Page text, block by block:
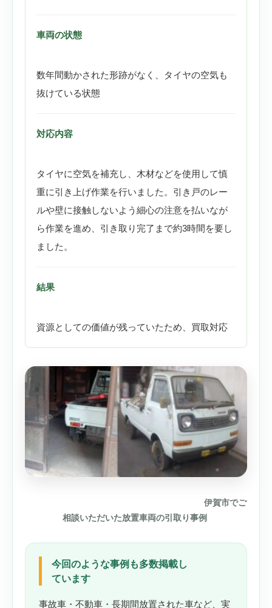
車両の状態
数年間動かされた形跡がなく、タイヤの空気も
抜けている状態
対応内容
タイヤに空気を補充し、木材などを使用して慎
重に引き上げ作業を行いました。引き戸のレー
ルや壁に接触しないよう細心の注意を払いなが
ら作業を進め、引き取り完了まで約3時間を要し
ました。
結果
資源としての価値が残っていたため、買取対応
伊賀市でご
相談いただいた放置車両の引取り事例
今回のような事例も多数掲載し
ています
事故車・不動車・長期間放置された車など、実